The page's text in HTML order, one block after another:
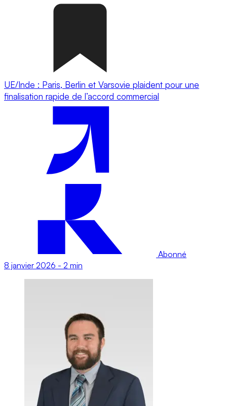
UE/Inde : Paris, Berlin et Varsovie plaident pour une
finalisation rapide de l’accord commercial
Abonné
8 janvier 2026 - 2 min